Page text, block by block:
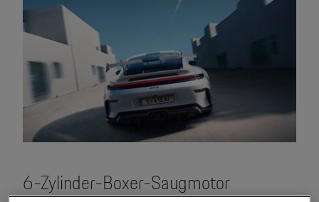
6-Zylinder-Boxer-Saugmotor